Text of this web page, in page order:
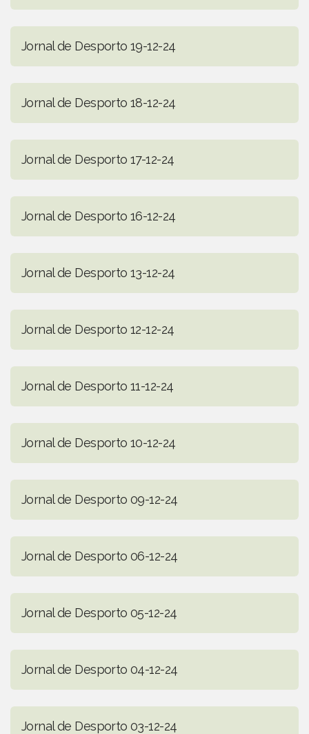
Jornal de Desporto 19-12-24
Jornal de Desporto 18-12-24
Jornal de Desporto 17-12-24
Jornal de Desporto 16-12-24
Jornal de Desporto 13-12-24
Jornal de Desporto 12-12-24
Jornal de Desporto 11-12-24
Jornal de Desporto 10-12-24
Jornal de Desporto 09-12-24
Jornal de Desporto 06-12-24
Jornal de Desporto 05-12-24
Jornal de Desporto 04-12-24
Jornal de Desporto 03-12-24